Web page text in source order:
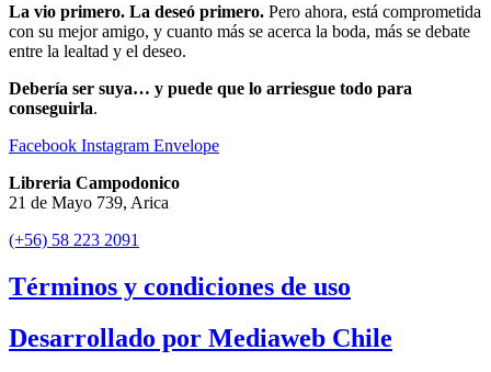
La vio primero. La deseó primero. Pero ahora, está comprometida
con su mejor amigo, y cuanto más se acerca la boda, más se debate
entre la lealtad y el deseo.
Debería ser suya… y puede que lo arriesgue todo para
conseguirla.
Facebook Instagram Envelope
Libreria Campodonico
21 de Mayo 739, Arica
(+56) 58 223 2091
Términos y condiciones de uso
Desarrollado por Mediaweb Chile